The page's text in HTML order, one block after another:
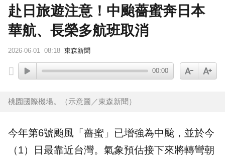
赴日旅遊注意！中颱薔蜜奔日本
華航、長榮多航班取消
2026-06-01 08:18 東森新聞
00:00
桃園國際機場。（示意圖／東森新聞）
今年第6號颱風「薔蜜」已增強為中颱，並於今
（1）日最靠近台灣。氣象預估接下來將轉彎朝